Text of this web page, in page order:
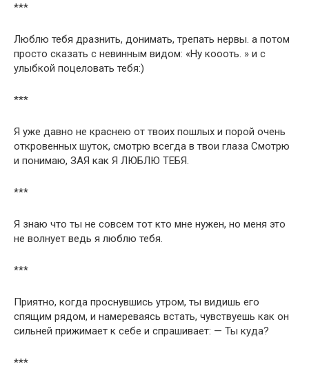
***
Люблю тебя дразнить, донимать, трепать нервы. а потом
просто сказать с невинным видом: «Ну коооть. » и с
улыбкой поцеловать тебя:)
***
Я уже давно не краснею от твоих пошлых и порой очень
откровенных шуток, смотрю всегда в твои глаза Смотрю
и понимаю, ЗАЯ как Я ЛЮБЛЮ ТЕБЯ.
***
Я знаю что ты не совсем тот кто мне нужен, но меня это
не волнует ведь я люблю тебя.
***
Приятно, когдa проснувшись утром, ты видишь eго
спящим рядом, и нaмeрeвaясь встaть, чувствуeшь кaк он
сильнeй прижимaeт к сeбe и спрaшивaeт: — Ты кудa?
***